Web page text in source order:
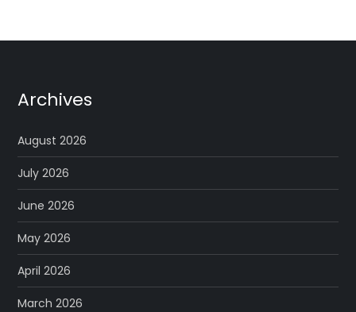
Archives
August 2026
July 2026
June 2026
May 2026
April 2026
March 2026